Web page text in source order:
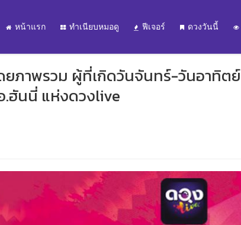
หน้าแรก ทำเนียบหมอดู ฟีเจอร์ ดวงวันนี้
ภาพรวม ผู้ที่เกิดวันจันทร์-วันอาทิตย์
.ฮันนี่ แห่งดวงlive